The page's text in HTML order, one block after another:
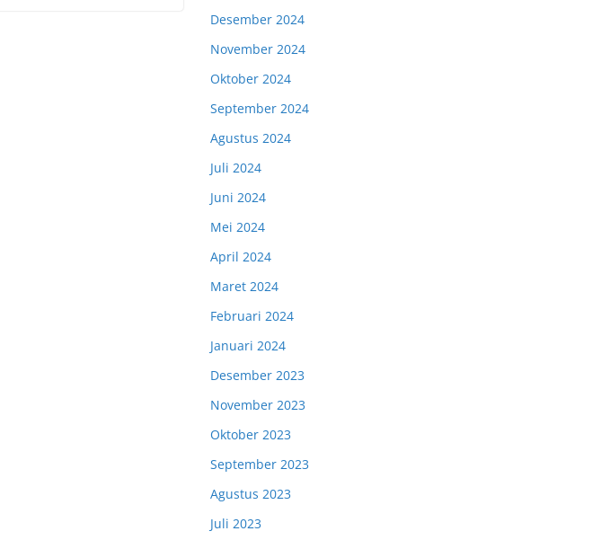
Desember 2024
November 2024
Oktober 2024
September 2024
Agustus 2024
Juli 2024
Juni 2024
Mei 2024
April 2024
Maret 2024
Februari 2024
Januari 2024
Desember 2023
November 2023
Oktober 2023
September 2023
Agustus 2023
Juli 2023